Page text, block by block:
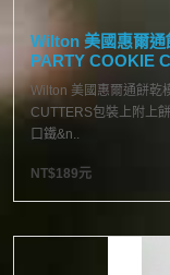
Wilton 美國惠爾通
PARTY COOKIE
Wilton 美國惠爾通餅乾
CUTTERS包裝上附上
口鐵&n..
NT$189元